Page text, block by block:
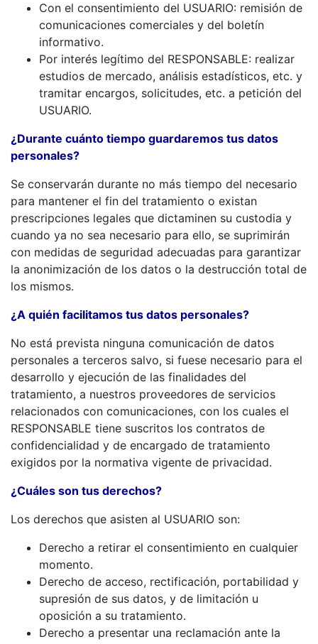
Con el consentimiento del USUARIO: remisión de
comunicaciones comerciales y del boletín
informativo.
Por interés legítimo del RESPONSABLE: realizar
estudios de mercado, análisis estadísticos, etc. y
tramitar encargos, solicitudes, etc. a petición del
USUARIO.
¿Durante cuánto tiempo guardaremos tus datos
personales?
Se conservarán durante no más tiempo del necesario
para mantener el fin del tratamiento o existan
prescripciones legales que dictaminen su custodia y
cuando ya no sea necesario para ello, se suprimirán
con medidas de seguridad adecuadas para garantizar
la anonimización de los datos o la destrucción total de
los mismos.
¿A quién facilitamos tus datos personales?
No está prevista ninguna comunicación de datos
personales a terceros salvo, si fuese necesario para el
desarrollo y ejecución de las finalidades del
tratamiento, a nuestros proveedores de servicios
relacionados con comunicaciones, con los cuales el
RESPONSABLE tiene suscritos los contratos de
confidencialidad y de encargado de tratamiento
exigidos por la normativa vigente de privacidad.
¿Cuáles son tus derechos?
Los derechos que asisten al USUARIO son:
Derecho a retirar el consentimiento en cualquier
momento.
Derecho de acceso, rectificación, portabilidad y
supresión de sus datos, y de limitación u
oposición a su tratamiento.
Derecho a presentar una reclamación ante la